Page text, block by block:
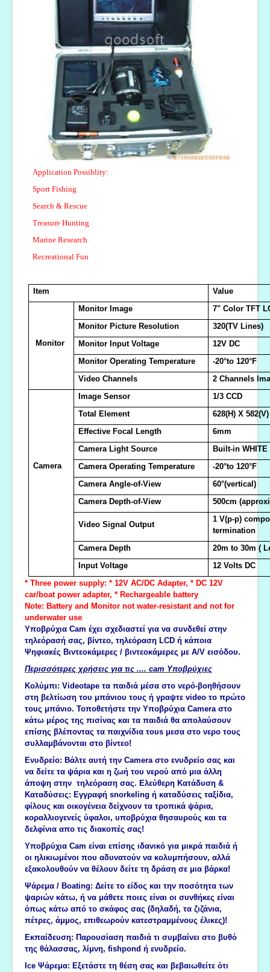
Application Possiblity:
Sport Fishing
Search & Rescue
Treasure Hunting
Marine Research
Recreational Fun
Item
Value
Monitor Image
7" Color TFT
Monitor Picture Resolution
320(TV Lines)
Monitor
Monitor Input Voltage
12V DC
Monitor Operating Temperature
-20°to 120°F
Video Channels
2 Channels
Image Sensor
1/3 CCD
Total Element
628(H) X
Effective Focal Length
6mm
Camera Light Source
Built-in
Camera
Camera Operating Temperature
-20°to 120°F
Camera Angle-of-View
60°(vertical)
Camera Depth-of-View
500cm
Video Signal Output
1 V(p-p)
termination
Camera Depth
20m to 30m (
Input Voltage
12 Volts DC
* Three power supply: * 12V AC/DC Adapter, * DC 12V
car/boat power adapter, * Rechargeable battery
Note: Battery and Monitor not water-resistant and not for
underwater use
Yποβρύχια Cam έχει σχεδιαστεί για να συνδεθεί στην
τηλεόρασή σας, βίντεο, τηλεόραση LCD ή κάποια
Ψηφιακές Βιντεοκάμερες / βιντεοκάμερες με A/V εισόδου.
Περισσότερες χρήσεις για τις .... cam Υποβρύχιες
Κολύμπι: Videotape τα παιδιά μέσα στο νερό-βοηθήσουν
στη βελτίωση του μπάνιου τους ή γραψτε video το πρώτο
τους μπάνιο. Τοποθετήστε την Υποβρύχια Camera στο
κάτω μέρος της πισίνας και τα παιδιά θα απολαύσουν
επίσης βλέποντας τα παιχνίδια τουs μεσα στο νερο τους
συλλαμβάνονται στο βίντεο!
Ενυδρείο: Βάλτε αυτή την Camera στο ενυδρείο σας και
να δείτε τα ψάρια και η ζωή του νερού από μια άλλη
άποψη στην τηλεόραση σας. Ελεύθερη Κατάδυση &
Καταδύσεις: Εγγραφή snorkeling ή καταδύσεις ταξίδια,
φίλους και οικογένεια δείχνουν τα τροπικά ψάρια,
κοραλλιογενείς ύφαλοι, υποβρύχια θησαυρούς και τα
δελφίνια απο τις διακοπές σας!
Υποβρύχια Cam είναι επίσης ιδανικό για μικρά παιδιά ή
οι ηλικιωμένοι που αδυνατούν να κολυμπήσουν, αλλά
εξακολουθούν να θέλουν δείτε τη δράση σε μια βάρκα!
Ψάρεμα / Boating: Δείτε το είδος και την ποσότητα των
ψαριών κάτω, ή να μάθετε ποιες είναι οι συνθήκες είναι
όπως κάτω από το σκάφος σας (δηλαδή, τα ζιζάνια,
πέτρες, άμμος, επιθεωρούν κατεστραμμένους έλικες)!
Εκπαίδευση: Παρουσίαση παιδιά τι συμβαίνει στο βυθό
της θάλασσας, λίμνη, fishpond ή ενυδρείο.
Ice Ψάρεμα: Εξετάστε τη θέση σας και βεβαιωθείτε ότι